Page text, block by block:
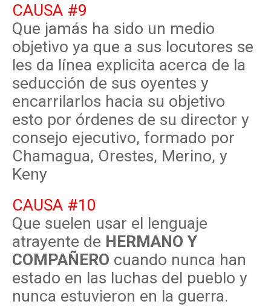
CAUSA #9
Que jamás ha sido un medio
objetivo ya que a sus locutores se
les da línea explicita acerca de la
seducción de sus oyentes y
encarrilarlos hacia su objetivo
esto por órdenes de su director y
consejo ejecutivo, formado por
Chamagua, Orestes, Merino, y
Keny
CAUSA #10
Que suelen usar el lenguaje
atrayente de HERMANO Y
COMPAÑERO cuando nunca han
estado en las luchas del pueblo y
nunca estuvieron en la guerra.